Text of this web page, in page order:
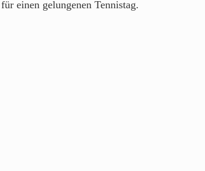
einen gelungenen Tennistag.